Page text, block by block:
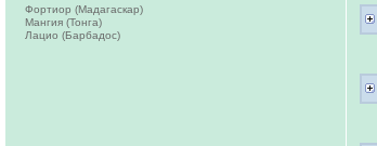
Фортиор (Мадагаскар)
Мангия (Тонга)
Лацио (Барбадос)